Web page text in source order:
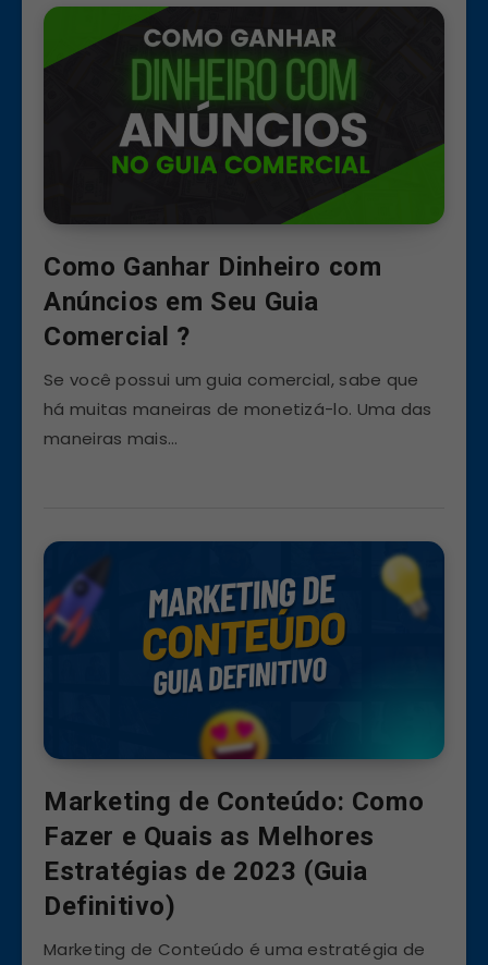
Como Ganhar Dinheiro com
Anúncios em Seu Guia
Comercial ?
Se você possui um guia comercial, sabe que
há muitas maneiras de monetizá-lo. Uma das
maneiras mais…
Marketing de Conteúdo: Como
Fazer e Quais as Melhores
Estratégias de 2023 (Guia
Definitivo)
Marketing de Conteúdo é uma estratégia de